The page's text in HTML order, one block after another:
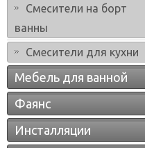
Смесители на борт
ванны
Смесители для кухни
Мебель для ванной
Фаянс
Инсталляции